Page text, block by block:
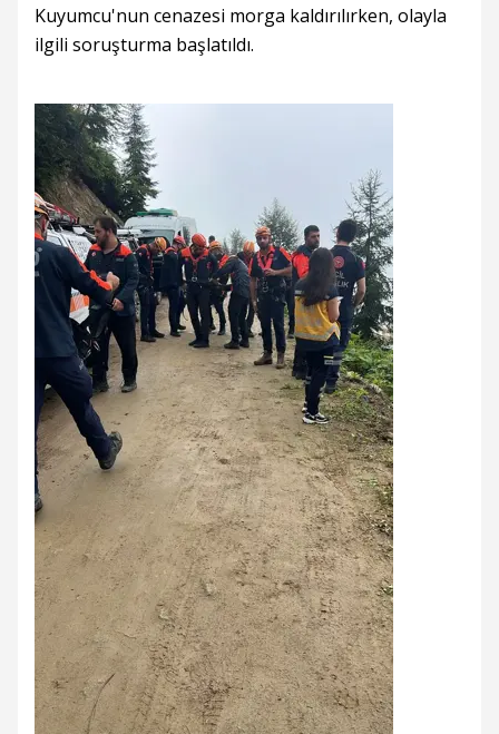
Kuyumcu'nun cenazesi morga kaldırılırken, olayla
ilgili soruşturma başlatıldı.